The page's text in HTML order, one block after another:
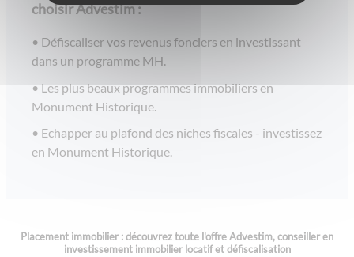
loi pinel lille
dispositif fiscal bouvard
defiscalisation immobilier
investissement pinel
dispositif lmnp
conseil investissement locatif
choisir Advestim :
Défiscaliser vos revenus fonciers en investissant
dans un programme MH.
Les plus beaux programmes immobiliers en
Monument Historique.
Echapper au plafond des niches fiscales - investissez
en Monument Historique.
Placement immobilier : découvrez toute l'offre Advestim, conseiller en
investissement immobilier locatif et défiscalisation